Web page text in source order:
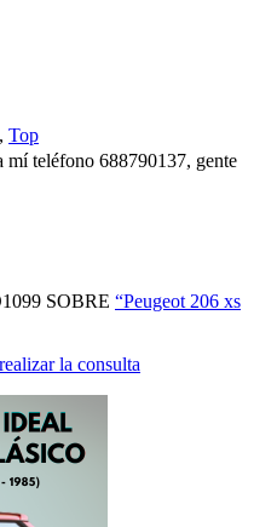
, Top
mí teléfono 688790137, gente
SOBRE “Peugeot 206 xs
la consulta